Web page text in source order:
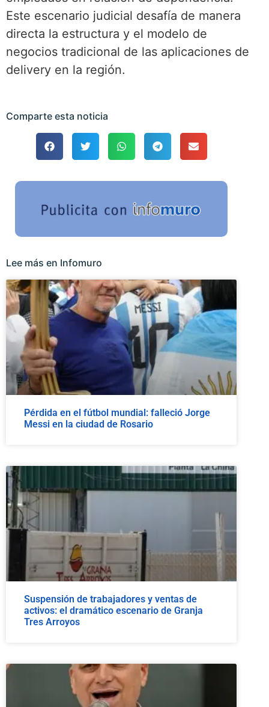
Este escenario judicial desafía de manera
directa la estructura y el modelo de
negocios tradicional de las aplicaciones de
delivery en la región.
Comparte esta noticia
Lee más en Infomuro
Pérdida en el fútbol mundial: falleció Jorge
Messi en la ciudad de Rosario
Suspensión de trabajadores y ventas de
activos: el dramático escenario de Granja
Tres Arroyos